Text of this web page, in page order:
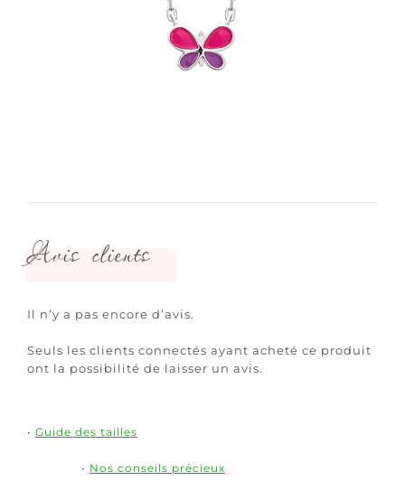
Avis clients
Il n’y a pas encore d’avis.
Seuls les clients connectés ayant acheté ce produit
ont la possibilité de laisser un avis.
• Guide des tailles
• Nos conseils précieux